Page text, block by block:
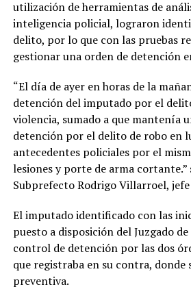
utilización de herramientas de
inteligencia policial, lograron
delito, por lo que con las pruebas
gestionar una orden de detención
“El día de ayer en horas de la
detención del imputado por el
violencia, sumado a que mantenía
detención por el delito de robo en
antecedentes policiales por el
lesiones y porte de arma cortante.”
Subprefecto Rodrigo Villarroel, jefe
El imputado identificado con las
puesto a disposición del Juzgado
control de detención por las dos
que registraba en su contra, donde
preventiva.